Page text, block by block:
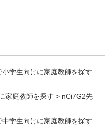
学生向けに家庭教師を探す
家庭教師を探す > nOi7G2先
学生向けに家庭教師を探す